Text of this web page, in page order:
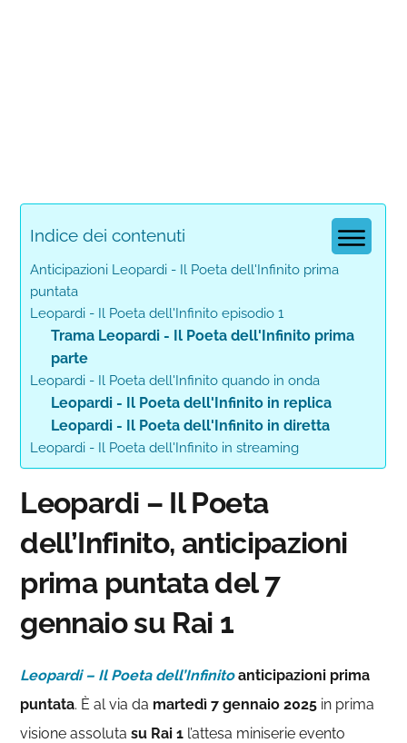
Indice dei contenuti
Anticipazioni Leopardi - Il Poeta dell'Infinito prima
puntata
Leopardi - Il Poeta dell'Infinito episodio 1
Trama Leopardi - Il Poeta dell'Infinito prima
parte
Leopardi - Il Poeta dell'Infinito quando in onda
Leopardi - Il Poeta dell'Infinito in replica
Leopardi - Il Poeta dell'Infinito in diretta
Leopardi - Il Poeta dell'Infinito in streaming
Leopardi – Il Poeta
dell’Infinito, anticipazioni
prima puntata del 7
gennaio su Rai 1
Leopardi – Il Poeta dell’Infinitoanticipazioni prima
puntata. È al via da martedì 7 gennaio 2025 in prima
visione assolutasu Rai 1 l’attesa miniserie evento